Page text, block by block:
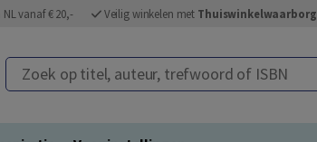
NL vanaf € 20,- Veilig winkelen met Thuiswinkelwaarborg
Zoek op titel, auteur, trefwoord of ISBN